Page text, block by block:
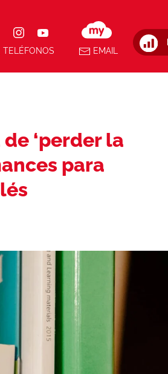
TELÉFONOS EMAIL
‘perder la
para